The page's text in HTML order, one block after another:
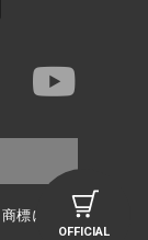
OFFICIAL
標について